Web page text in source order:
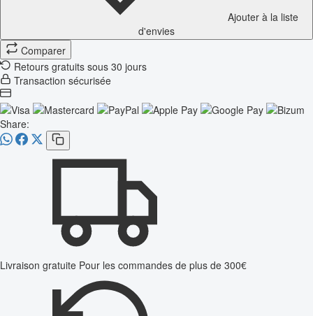
Ajouter à la liste
d'envies
Comparer
Retours gratuits sous 30 jours
Transaction sécurisée
Share:
Livraison gratuite Pour les commandes de plus de 300€